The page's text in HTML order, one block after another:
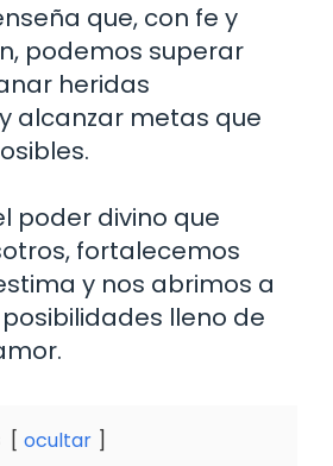
que, con fe y
podemos superar
heridas
alcanzar metas que
poder divino que
fortalecemos
y nos abrimos a
lleno de
ocultar